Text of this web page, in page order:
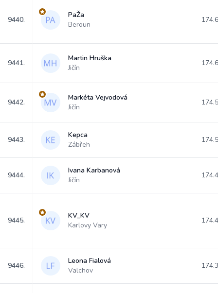
9440.
PaŽa
Beroun
9441.
Martin Hruška
Jičín
9442.
Markéta Vejvodová
Jičín
9443.
Kepca
Zábřeh
9444.
Ivana Karbanová
Jičín
9445.
KV_KV
Karlovy Vary
9446.
Leona Fialová
Valchov